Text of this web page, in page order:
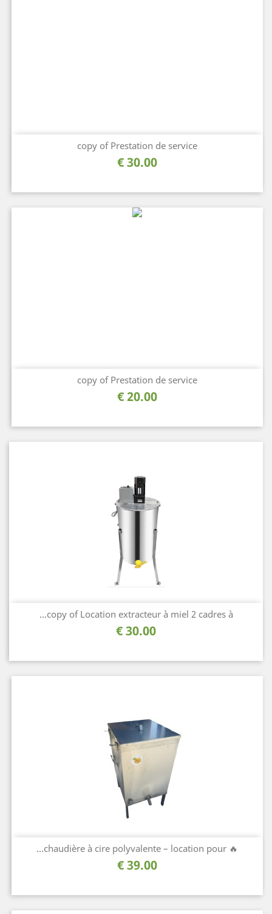
copy of Prestation de service
السعر
30.00 €
copy of Prestation de service
السعر
20.00 €
copy of Location extracteur à miel 2 cadres à...
السعر
30.00 €
🔥 chaudière à cire polyvalente – location pour...
السعر
39.00 €